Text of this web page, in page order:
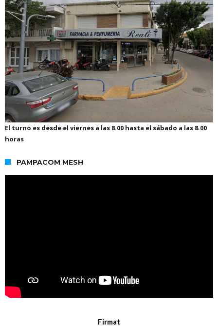
El turno es desde el viernes a las 8.00 hasta el sábado a las 8.00
horas
PAMPACOM MESH
Firmat